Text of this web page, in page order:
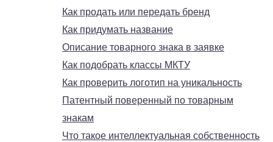
Как продать или передать бренд
Как придумать название
Описание товарного знака в заявке
Как подобрать классы МКТУ
Как проверить логотип на уникальность
Патентный поверенный по товарным
знакам
Что такое интеллектуальная собственность